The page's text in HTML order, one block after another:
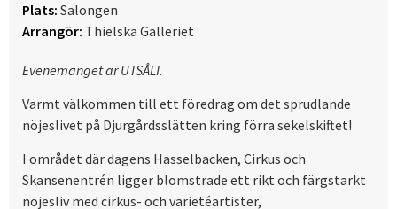
Plats: Salongen
Arrangör: Thielska Galleriet
Evenemanget är UTSÅLT.
Varmt välkommen till ett föredrag om det sprudlande
nöjeslivet på Djurgårdsslätten kring förra sekelskiftet!
I området där dagens Hasselbacken, Cirkus och
Skansenentrén ligger blomstrade ett rikt och färgstarkt
nöjesliv med cirkus- och varietéartister,